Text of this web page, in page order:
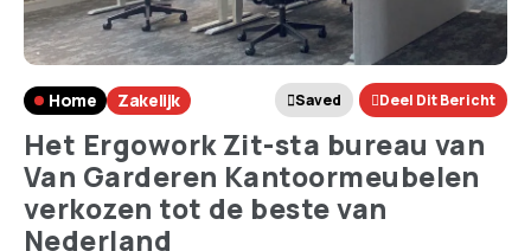
Home Zakelijk Saved Deel Dit Bericht
Het Ergowork Zit-sta bureau van
Van Garderen Kantoormeubelen
verkozen tot de beste van
Nederland